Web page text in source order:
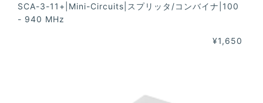
SCA-3-11+|Mini-Circuits|スプリッタ/コンバイナ|100
- 940 MHz
¥1,650